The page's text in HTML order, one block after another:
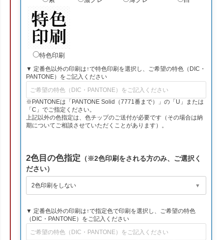
特色印刷
▼ 定番色以外の印刷は↑で特色印刷を選択し、ご希望の特色（DIC・
PANTONE）をご記入ください
※PANTONEは「PANTONE Solid（7771番まで）」の「U」または
「C」でご指定ください。
上記以外の色指定は、色チップのご送付が必要です（その場合は納
期についてご相談させていただくことがあります）。
2色目の色指定 （※2色印刷をされる方のみ、ご選択く
ださい）
▼ 定番色以外の印刷は↑で指定色で印刷を選択し、ご希望の特色
（DIC・PANTONE）をご記入ください